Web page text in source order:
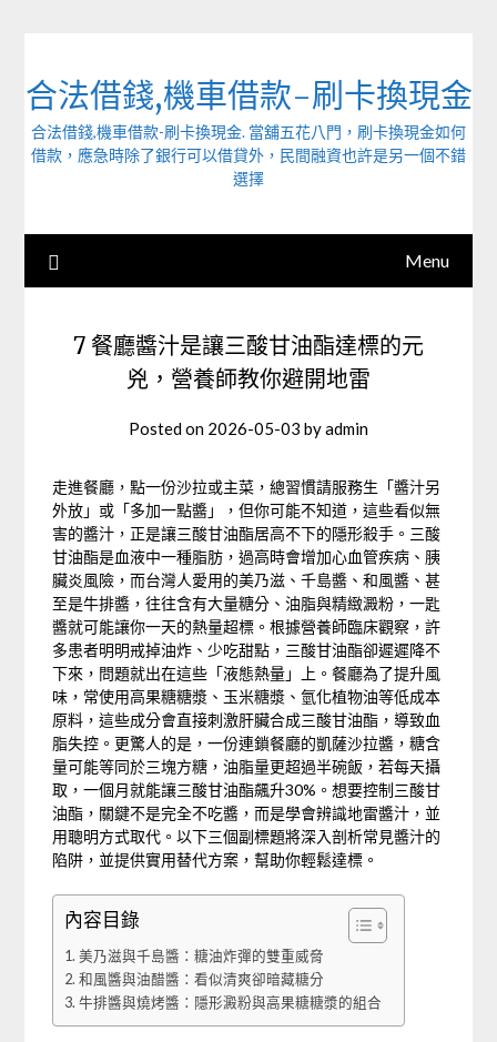
合法借錢,機車借款-刷卡換現金
合法借錢,機車借款-刷卡換現金. 當舖五花八門，刷卡換現金如何
借款，應急時除了銀行可以借貸外，民間融資也許是另一個不錯
選擇
Menu
7 餐廳醬汁是讓三酸甘油酯達標的元
兇，營養師教你避開地雷
Posted on 2026-05-03 byadmin
走進餐廳，點一份沙拉或主菜，總習慣請服務生「醬汁另
外放」或「多加一點醬」，但你可能不知道，這些看似無
害的醬汁，正是讓三酸甘油酯居高不下的隱形殺手。三酸
甘油酯是血液中一種脂肪，過高時會增加心血管疾病、胰
臟炎風險，而台灣人愛用的美乃滋、千島醬、和風醬、甚
至是牛排醬，往往含有大量糖分、油脂與精緻澱粉，一匙
醬就可能讓你一天的熱量超標。根據營養師臨床觀察，許
多患者明明戒掉油炸、少吃甜點，三酸甘油酯卻遲遲降不
下來，問題就出在這些「液態熱量」上。餐廳為了提升風
味，常使用高果糖糖漿、玉米糖漿、氫化植物油等低成本
原料，這些成分會直接刺激肝臟合成三酸甘油酯，導致血
脂失控。更驚人的是，一份連鎖餐廳的凱薩沙拉醬，糖含
量可能等同於三塊方糖，油脂量更超過半碗飯，若每天攝
取，一個月就能讓三酸甘油酯飆升30%。想要控制三酸甘
油酯，關鍵不是完全不吃醬，而是學會辨識地雷醬汁，並
用聰明方式取代。以下三個副標題將深入剖析常見醬汁的
陷阱，並提供實用替代方案，幫助你輕鬆達標。
內容目錄
美乃滋與千島醬：糖油炸彈的雙重威脅
和風醬與油醋醬：看似清爽卻暗藏糖分
牛排醬與燒烤醬：隱形澱粉與高果糖糖漿的組合